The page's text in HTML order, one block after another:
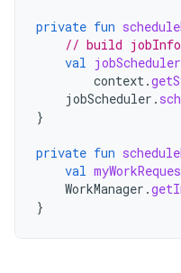
private fun
// build jobInfo
val jobScheduler
context.
jobScheduler .
}
private fun
val
WorkManager .
}